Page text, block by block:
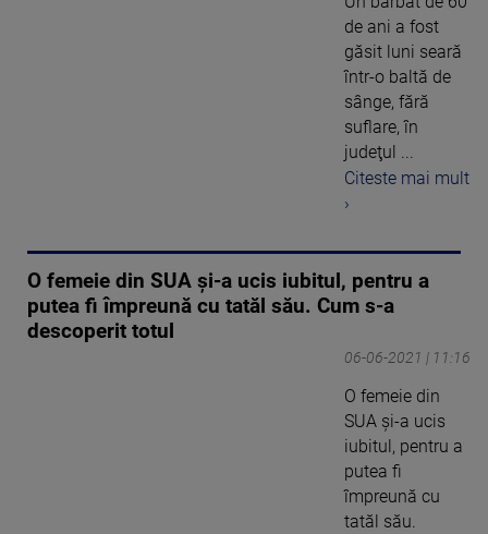
de ani a fost
găsit luni seară
într-o baltă de
sânge, fără
suflare, în
judeţul ...
Citeste mai mult
›
O femeie din SUA și-a ucis iubitul, pentru a
putea fi împreună cu tatăl său. Cum s-a
descoperit totul
06-06-2021 | 11:16
O femeie din
SUA și-a ucis
iubitul, pentru a
putea fi
împreună cu
tatăl său.